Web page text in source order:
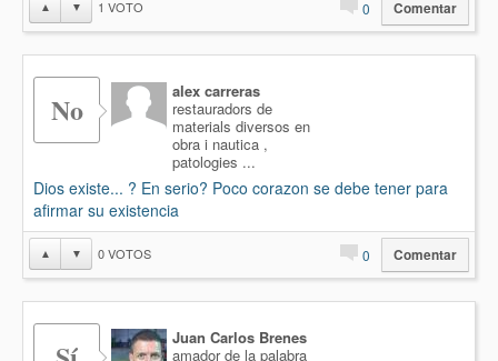
▲ ▼ 1 VOTO 0 Comentar
No
alex carreras
restauradors de
materials diversos en
obra i nautica ,
patologies ...
Dios existe... ? En serio? Poco corazon se debe tener para
afirmar su existencia
▲ ▼ 0VOTOS 0 Comentar
Juan Carlos Brenes
amador de la palabra